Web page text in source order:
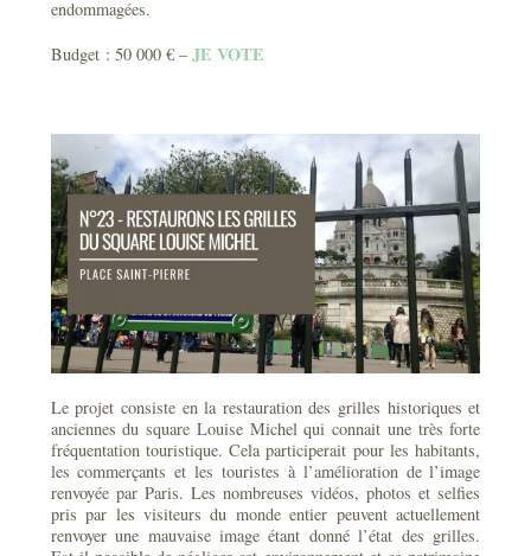
endommagées.
Budget : 50 000 € – JE VOTE
Le projet consiste en la restauration des grilles historiques et
anciennes du square Louise Michel qui connait une très forte
fréquentation touristique. Cela participerait pour les habitants,
les commerçants et les touristes à l’amélioration de l’image
renvoyée par Paris. Les nombreuses vidéos, photos et selfies
pris par les visiteurs du monde entier peuvent actuellement
renvoyer une mauvaise image étant donné l’état des grilles.